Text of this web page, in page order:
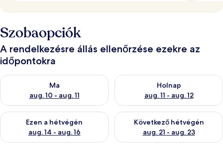
Szobaopciók
A rendelkezésre állás ellenőrzése ezekre az
időpontokra
Ma
aug. 10 - aug. 11
A ma esti rendelkezésre állás ellenőrzése: aug. 10 - aug. 11
Holnap
aug. 11 - aug. 12
A holnapi rendelkezésre állás
Ezen a hétvégén
aug. 14 - aug. 16
A mostani hétvégi rendelkezésre állás ellenőrzése: aug. 14 -
Következő hétvégén
aug. 21 - aug. 23
A következő hétvégi